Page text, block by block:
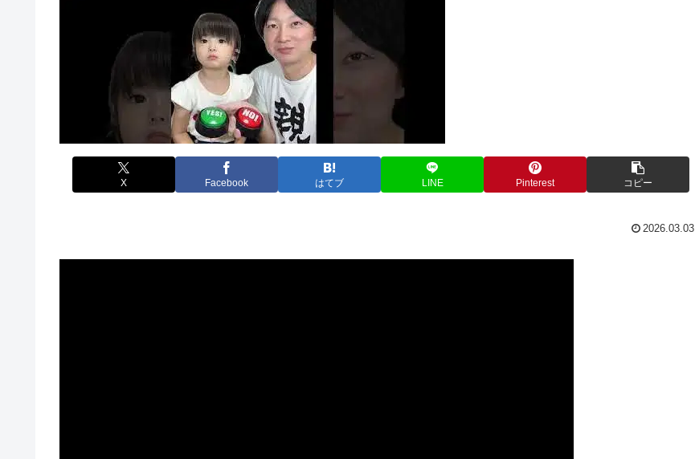
X Facebook はてブ LINE Pinterest コピー
2026.03.03